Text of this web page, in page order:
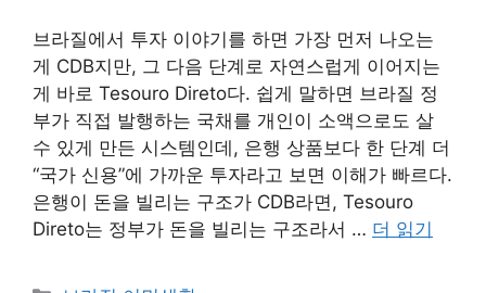
브라질에서 투자 이야기를 하면 가장 먼저 나오는
게 CDB지만, 그 다음 단계로 자연스럽게 이어지는
게 바로 Tesouro Direto다. 쉽게 말하면 브라질 정
부가 직접 발행하는 국채를 개인이 소액으로도 살
수 있게 만든 시스템인데, 은행 상품보다 한 단계 더
“국가 신용”에 가까운 투자라고 보면 이해가 빠르다.
은행이 돈을 빌리는 구조가 CDB라면, Tesouro
Direto는 정부가 돈을 빌리는 구조라서 … 더 읽기